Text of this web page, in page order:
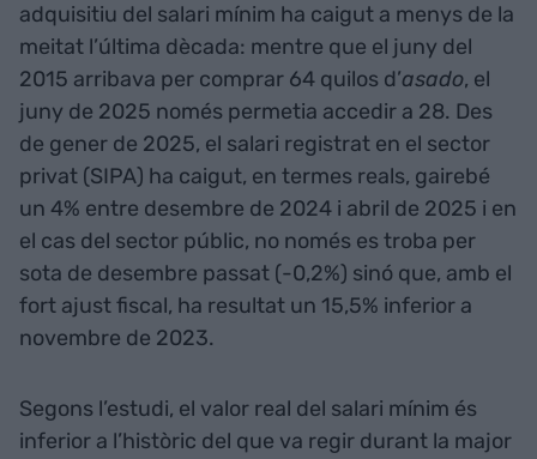
adquisitiu del salari mínim ha caigut a menys de la
meitat l’última dècada: mentre que el juny del
2015 arribava per comprar 64 quilos d’asado, el
juny de 2025 només permetia accedir a 28. Des
de gener de 2025, el salari registrat en el sector
privat (SIPA) ha caigut, en termes reals, gairebé
un 4% entre desembre de 2024 i abril de 2025 i en
el cas del sector públic, no només es troba per
sota de desembre passat (-0,2%) sinó que, amb el
fort ajust fiscal, ha resultat un 15,5% inferior a
novembre de 2023.
Segons l’estudi, el valor real del salari mínim és
inferior a l’històric del que va regir durant la major